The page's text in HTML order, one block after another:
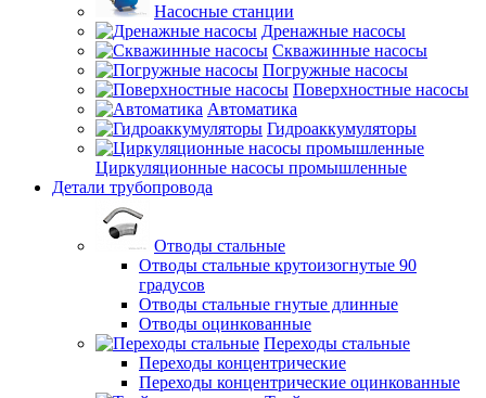
Насосные станции
Дренажные насосы
Скважинные насосы
Погружные насосы
Поверхностные насосы
Автоматика
Гидроаккумуляторы
Циркуляционные насосы промышленные
Детали трубопровода
Отводы стальные
Отводы стальные крутоизогнутые 90
градусов
Отводы стальные гнутые длинные
Отводы оцинкованные
Переходы стальные
Переходы концентрические
Переходы концентрические оцинкованные